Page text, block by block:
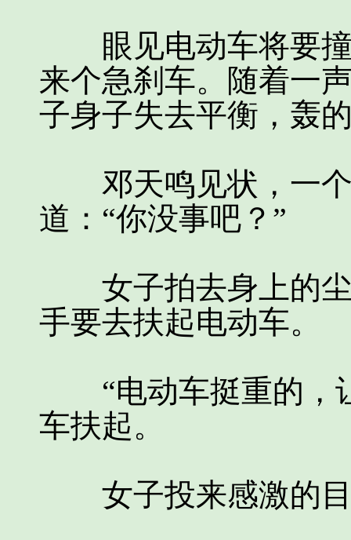
眼见电动车将要撞
来个急刹车。随着一
子身子失去平衡，轰
邓天鸣见状，一个
道：“你没事吧？”
女子拍去身上的尘
手要去扶起电动车。
“电动车挺重的，
车扶起。
女子投来感激的目